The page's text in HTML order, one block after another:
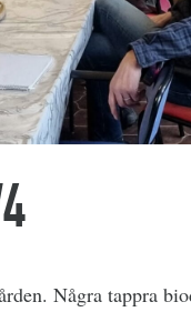
Några tappra